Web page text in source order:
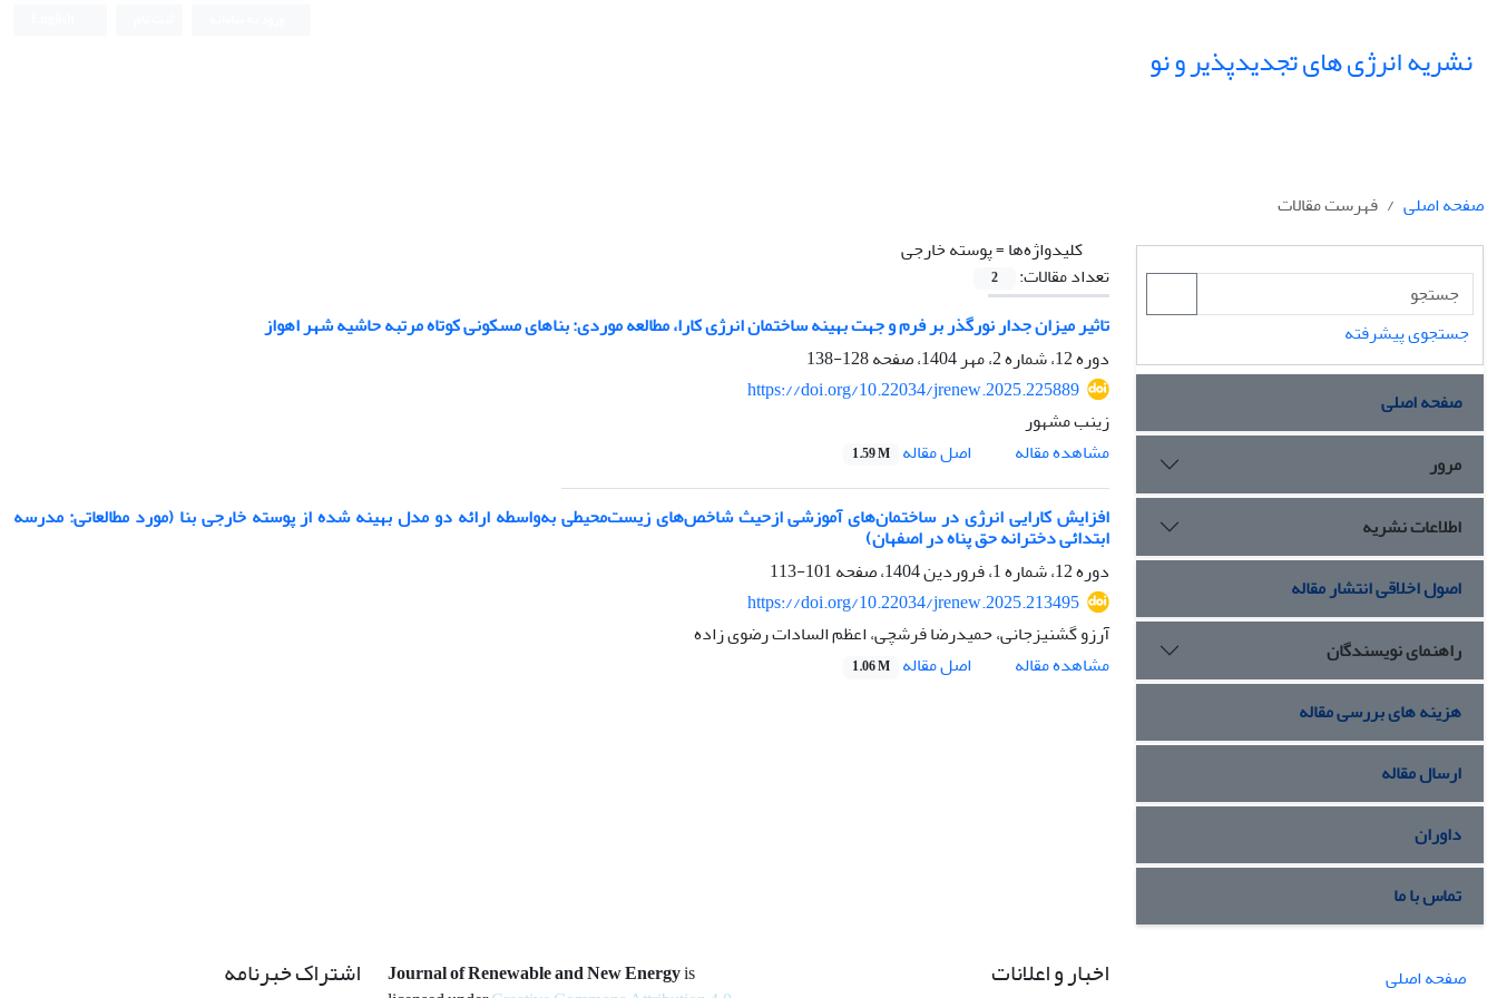
نشریه انرژی های تجدیدپذیر و نو
صفحه اصلی
فهرست مقالات
کلیدواژه‌ها =پوسته خارجی
تعداد مقالات:
2
تاثیر میزان جدار نورگذر بر فرم و جهت بهینه ساختمان انرژی کارا، مطالعه موردی: بناهای مسکونی کوتاه مرتبه حاشیه شهر اهواز
دوره 12، شماره 2، مهر 1404، صفحه
128-138
https://doi.org/10.22034/jrenew.2025.225889
زینب مشهور
مشاهده مقاله
اصل مقاله 1.59 M
افزایش کارایی انرژی در ساختمان‌های آموزشی ازحیث شاخص‌های زیست‌محیطی به‌واسطه ارائه دو مدل بهینه شده از پوسته خارجی بنا (مورد مطالعاتی: مدرسه
ابتدائی دخترانه حق پناه در اصفهان)
دوره 12، شماره 1، فروردین 1404، صفحه
101-113
https://doi.org/10.22034/jrenew.2025.213495
آرزو گشنیزجانی، حمیدرضا فرشچی، اعظم السادات رضوی زاده
مشاهده مقاله
اصل مقاله 1.06 M
جستجوی پیشرفته
صفحه اصلی
مرور
اطلاعات نشریه
اصول اخلاقی انتشار مقاله
راهنمای نویسندگان
هزینه های بررسی مقاله
ارسال مقاله
داوران
تماس با ما
صفحه اصلی
اخبار و اعلانات Journal of Renewable and New Energyis
اشتراک خبرنامه